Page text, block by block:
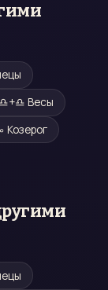
♎+♎ Весы
Козерог